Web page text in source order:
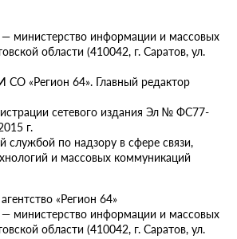
— министерство информации и массовых
области (410042, г. Саратов, ул.
«Регион 64». Главный редактор
сетевого издания Эл № ФС77-
г.
службой по надзору в сфере связи,
и массовых коммуникаций
«Регион 64»
— министерство информации и массовых
области (410042, г. Саратов, ул.